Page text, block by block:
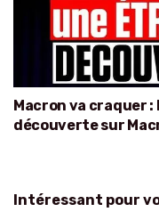
Macron va craquer
découverte sur
Intéressant pour